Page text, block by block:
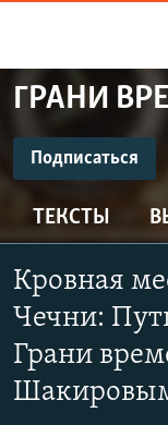
Вернуться
основному
содержанию
Вернутся
главной
навигации
Вернутся
ПРОГРАММЫ
ПОДКАСТЫ
МНЕНИЯ
КУЛЬТУРА
IDEL.РЕАЛИИ
КАВКАЗ.РЕАЛИИ
ГРАНИ
Подписаться
ТЕКСТЫ
Кровная
Чечни:
Грани